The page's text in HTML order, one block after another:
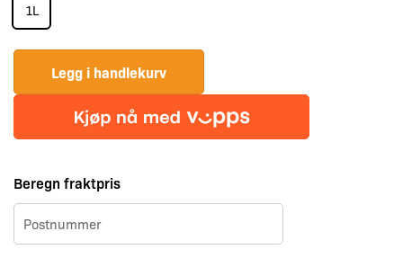
1L
Legg i handlekurv
Beregn fraktpris